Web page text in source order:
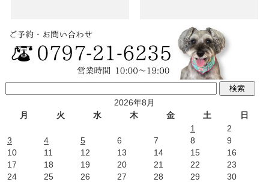
2026年8月
月
火 水 木 金 土
日
1
2
3
4 5 6 7 8
9
10
11 12 13 14 15
16
17
18 19 20 21 22
23
24
25 26 27 28 29
30